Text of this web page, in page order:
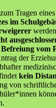
Tragen eines
im
Befreiung vom
der
kein
von